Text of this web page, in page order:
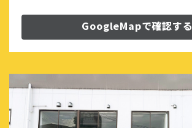
GoogleMapで確認する